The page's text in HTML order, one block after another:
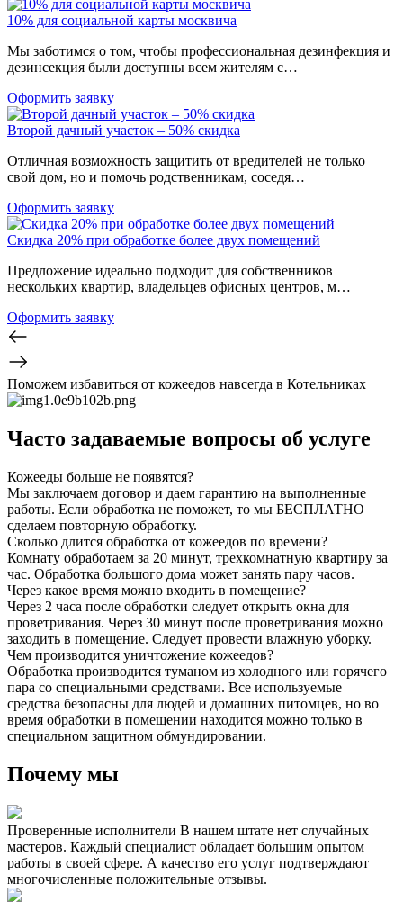
10% для социальной карты москвича
Мы заботимся о том, чтобы профессиональная дезинфекция и
дезинсекция были доступны всем жителям с…
Оформить заявку
Второй дачный участок – 50% скидка
Отличная возможность защитить от вредителей не только
свой дом, но и помочь родственникам, соседя…
Оформить заявку
Скидка 20% при обработке более двух помещений
Предложение идеально подходит для собственников
нескольких квартир, владельцев офисных центров, м…
Оформить заявку
Поможем избавиться от кожеедов навсегда в Котельниках
Часто задаваемые вопросы об услуге
Кожееды больше не появятся?
Мы заключаем договор и даем гарантию на выполненные
работы. Если обработка не поможет, то мы БЕСПЛАТНО
сделаем повторную обработку.
Сколько длится обработка от кожеедов по времени?
Комнату обработаем за 20 минут, трехкомнатную квартиру за
час. Обработка большого дома может занять пару часов.
Через какое время можно входить в помещение?
Через 2 часа после обработки следует открыть окна для
проветривания. Через 30 минут после проветривания можно
заходить в помещение. Следует провести влажную уборку.
Чем производится уничтожение кожеедов?
Обработка производится туманом из холодного или горячего
пара со специальными средствами. Все используемые
средства безопасны для людей и домашних питомцев, но во
время обработки в помещении находится можно только в
специальном защитном обмундировании.
Почему мы
Проверенные исполнители В нашем штате нет случайных
мастеров. Каждый специалист обладает большим опытом
работы в своей сфере. А качество его услуг подтверждают
многочисленные положительные отзывы.